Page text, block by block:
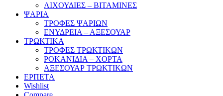
ΛΙΧΟΥΔΙΕΣ – ΒΙΤΑΜΙΝΕΣ
ΨΑΡΙΑ
ΤΡΟΦΕΣ ΨΑΡΙΩΝ
ΕΝΥΔΡΕΙΑ – ΑΞΕΣΟΥΑΡ
ΤΡΩΚΤΙΚΑ
ΤΡΟΦΕΣ ΤΡΩΚΤΙΚΩΝ
ΡΟΚΑΝΙΔΙΑ – ΧΟΡΤΑ
ΑΞΕΣΟΥΑΡ ΤΡΩΚΤΙΚΩΝ
ΕΡΠΕΤΑ
Wishlist